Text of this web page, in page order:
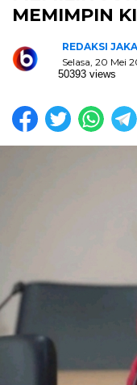
MEMIMPIN
REDAKSI
Selasa, 20 Mei
50393 views